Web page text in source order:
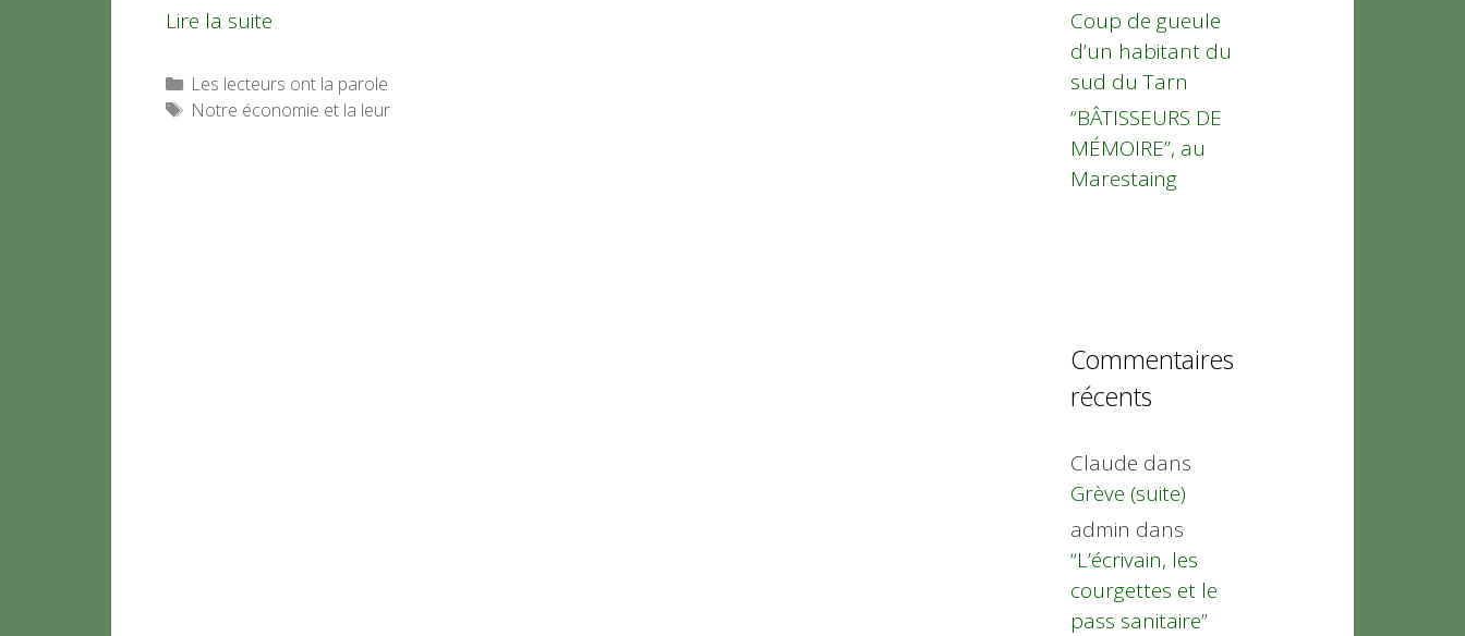
Lire la suite
Catégories
Les lecteurs ont la parole
Étiquettes
Notre économie et la leur
Coup de gueule
d’un habitant du
sud du Tarn
“BÂTISSEURS DE
MÉMOIRE”, au
Marestaing
Commentaires
récents
Claude dans
Grève (suite)
admin dans
“L’écrivain, les
courgettes et le
pass sanitaire”